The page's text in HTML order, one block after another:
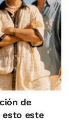
de
esto este